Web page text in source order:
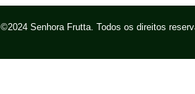
©2024 Senhora Frutta. Todos os direitos